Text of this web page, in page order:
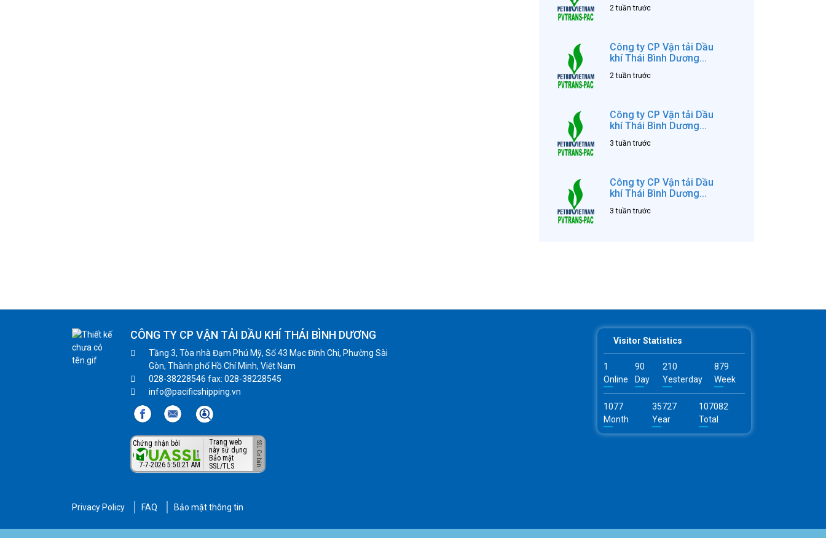
2 tuần trước
Công ty CP Vận tải Dầu
khí Thái Bình Dương...
2 tuần trước
Công ty CP Vận tải Dầu
khí Thái Bình Dương...
3 tuần trước
Công ty CP Vận tải Dầu
khí Thái Bình Dương...
3 tuần trước
CÔNG TY CP VẬN TẢI DẦU KHÍ THÁI BÌNH DƯƠNG
Tầng 3, Tòa nhà Đạm Phú Mỹ, Số 43 Mạc Đĩnh Chi, Phường Sài
Gòn, Thành phố Hồ Chí Minh, Việt Nam
028-38228546 fax: 028-38228545
info@pacificshipping.vn
Chứng nhận bởi
7-7-2026 5:50:21 AM
Trang web
này sử dụng
Bảo mật
SSL/TLS
Visitor Statistics
1
Online
90
Day
210
Yesterday
879
Week
1077
Month
35727
Year
107082
Total
Privacy Policy FAQ Bảo mật thông tin